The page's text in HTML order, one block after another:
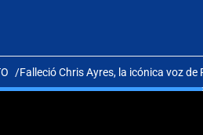
Falleció Chris Ayres, la icónica voz de